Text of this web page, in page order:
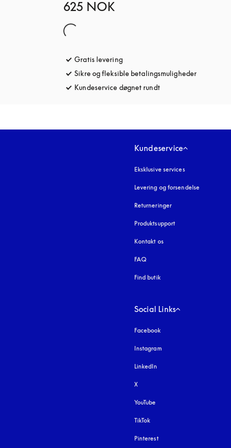
625 NOK
Gratis leveringåbnes under en ny fane
Sikre og fleksible betalingsmuligheder
Kundeservice døgnet rundtåbnes under en ny fane
Kundeservice
Eksklusive services
Levering og forsendelse
Returneringer
Produktsupport
Kontakt os
FAQ
Find butik
Social Links
Facebook
Instagram
LinkedIn
X
YouTube
TikTok
Pinterest